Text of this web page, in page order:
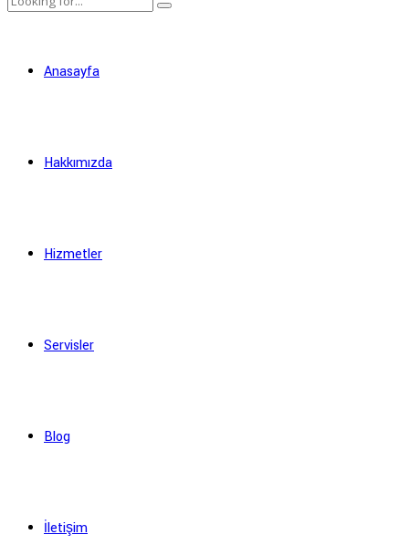
Anasayfa
Hakkımızda
Hizmetler
Servisler
Blog
İletişim